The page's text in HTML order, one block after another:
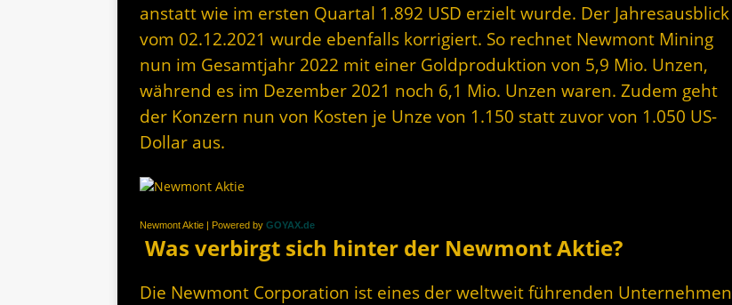
anstatt wie im ersten Quartal 1.892 USD erzielt wurde. Der Jahresausblick
vom 02.12.2021 wurde ebenfalls korrigiert. So rechnet Newmont Mining
nun im Gesamtjahr 2022 mit einer Goldproduktion von 5,9 Mio. Unzen,
während es im Dezember 2021 noch 6,1 Mio. Unzen waren. Zudem geht
der Konzern nun von Kosten je Unze von 1.150 statt zuvor von 1.050 US-
Dollar aus.
Newmont Aktie | Powered by GOYAX.de
Was verbirgt sich hinter der Newmont Aktie?
Die Newmont Corporation ist eines der weltweit führenden Unternehmen